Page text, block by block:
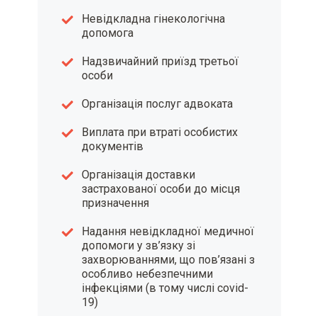
Невідкладна гінекологічна
допомога
Надзвичайний приїзд третьої
особи
Організація послуг адвоката
Виплата при втраті особистих
документів
Організація доставки
застрахованої особи до місця
призначення
Надання невідкладної медичної
допомоги у зв’язку зі
захворюваннями, що пов’язані з
особливо небезпечними
інфекціями (в тому числі covid-
19)